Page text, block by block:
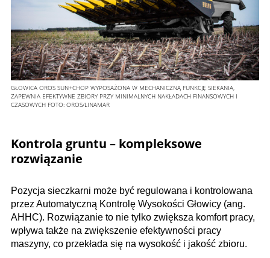
GŁOWICA OROS SUN+CHOP WYPOSAŻONA W MECHANICZNĄ FUNKCJĘ SIEKANIA,
ZAPEWNIA EFEKTYWNE ZBIORY PRZY MINIMALNYCH NAKŁADACH FINANSOWYCH I
CZASOWYCH FOTO: OROS/LINAMAR
Kontrola gruntu – kompleksowe
rozwiązanie
Pozycja sieczkarni może być regulowana i kontrolowana
przez Automatyczną Kontrolę Wysokości Głowicy (ang.
AHHC). Rozwiązanie to nie tylko zwiększa komfort pracy,
wpływa także na zwiększenie efektywności pracy
maszyny, co przekłada się na wysokość i jakość zbioru.